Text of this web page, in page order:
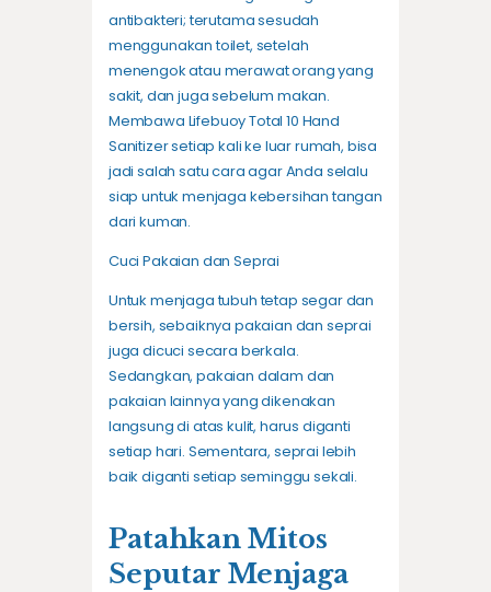
antibakteri; terutama sesudah
menggunakan toilet, setelah
menengok atau merawat orang yang
sakit, dan juga sebelum makan.
Membawa Lifebuoy Total 10 Hand
Sanitizer setiap kali ke luar rumah, bisa
jadi salah satu cara agar Anda selalu
siap untuk menjaga kebersihan tangan
dari kuman.
Cuci Pakaian dan Seprai
Untuk menjaga tubuh tetap segar dan
bersih, sebaiknya pakaian dan seprai
juga dicuci secara berkala.
Sedangkan, pakaian dalam dan
pakaian lainnya yang dikenakan
langsung di atas kulit, harus diganti
setiap hari. Sementara, seprai lebih
baik diganti setiap seminggu sekali.
Patahkan Mitos
Seputar Menjaga